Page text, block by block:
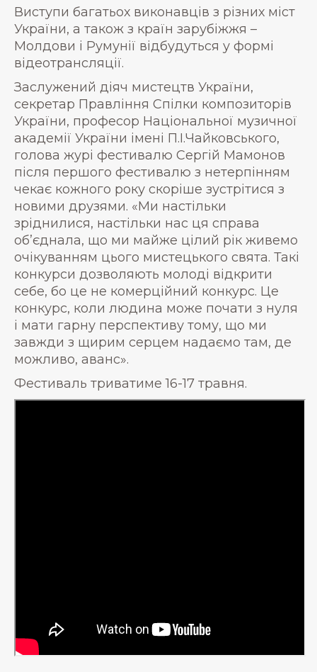
Виступи багатьох виконавців з різних міст
України, а також з країн зарубіжжя –
Молдови і Румунії відбудуться у формі
відеотрансляції.
Заслужений діяч мистецтв України,
секретар Правління Спілки композиторів
України, професор Національної музичної
академії України імені П.І.Чайковського,
голова журі фестивалю Сергій Мамонов
після першого фестивалю з нетерпінням
чекає кожного року скоріше зустрітися з
новими друзями. «Ми настільки
зріднилися, настільки нас ця справа
об’єднала, що ми майже цілий рік живемо
очікуванням цього мистецького свята. Такі
конкурси дозволяють молоді відкрити
себе, бо це не комерційний конкурс. Це
конкурс, коли людина може почати з нуля
і мати гарну перспективу тому, що ми
завжди з щирим серцем надаємо там, де
можливо, аванс».
Фестиваль триватиме 16-17 травня.